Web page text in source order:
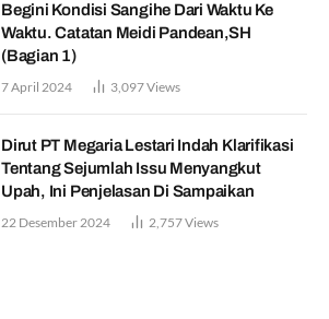
Begini Kondisi Sangihe Dari Waktu Ke
Waktu. Catatan Meidi Pandean,SH
(Bagian 1)
7 April 2024 3,097Views
Dirut PT Megaria Lestari Indah Klarifikasi
Tentang Sejumlah Issu Menyangkut
Upah, Ini Penjelasan Di Sampaikan
22 Desember 2024 2,757Views